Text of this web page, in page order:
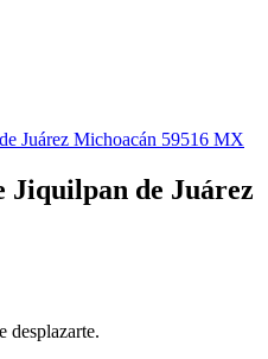
Juárez Michoacán 59516 MX
Jiquilpan de Juárez
desplazarte.